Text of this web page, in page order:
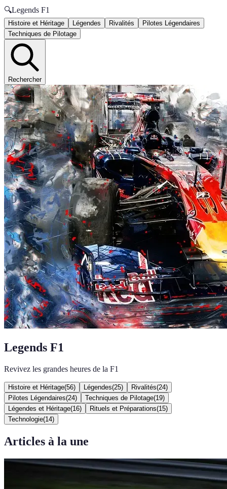
🔍Legends F1
Histoire et Héritage Légendes Rivalités
Pilotes Légendaires
Techniques de Pilotage
Rechercher
Legends F1
Revivez les grandes heures de la F1
Histoire et Héritage(56) Légendes(25) Rivalités(24)
Pilotes Légendaires(24) Techniques de Pilotage(19)
Légendes et Héritage(16) Rituels et Préparations(15)
Technologie(14)
Articles à la une